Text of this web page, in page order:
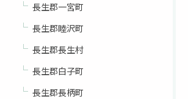
長生郡一宮町
長生郡睦沢町
長生郡長生村
長生郡白子町
長生郡長柄町